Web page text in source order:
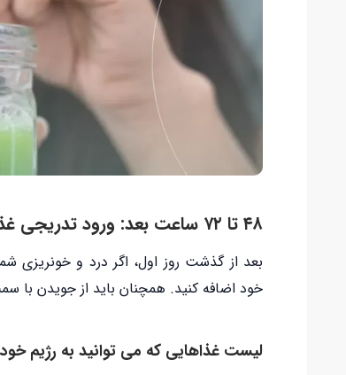
۴۸ تا ۷۲ ساعت بعد: ورود تدریجی غذاهای نیمه نرم
بعد از گذشت روز اول، اگر درد و خونریزی
خود اضافه کنید. همچنان باید از جویدن با
لیست غذاهایی که می توانید به رژیم